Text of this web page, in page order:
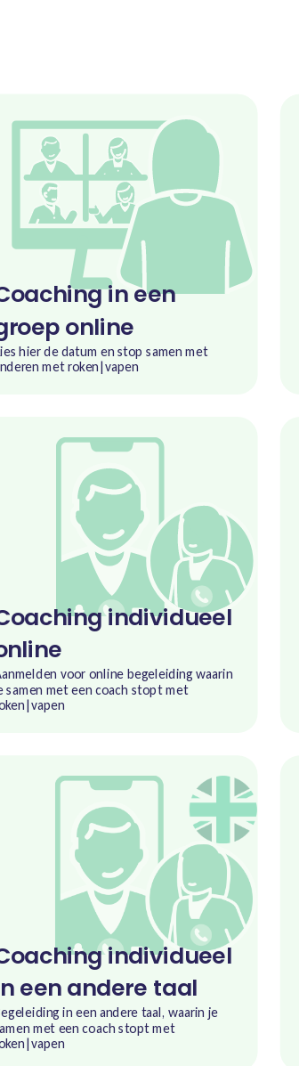
in een
online
hier de datum en stop samen met
met roken|vapen
individueel
voor online begeleiding waarin
samen met een coach stopt met
individueel
een andere taal
in een andere taal, waarin je
met een coach stopt met